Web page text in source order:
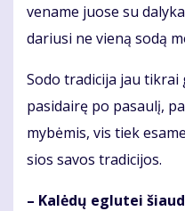
ve­na­me juo­se su
da­riu­si ne vie­ną so­dą
So­do tra­di­ci­ja jau tik­rai
pa­si­dai­rę po pa­sau­lį,
my­bė­mis, vis tiek
sios sa­vos tra­di­ci­jos.
– Ka­lė­dų eg­lu­tei